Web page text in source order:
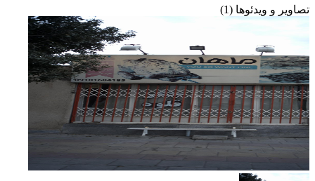
تصاویر و ویدئوها (1)